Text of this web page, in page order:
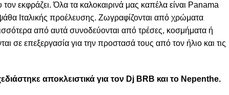
εκφράζει. Όλα τα καλοκαιρινά μας καπέλα είναι Panama
Ιταλικής προέλευσης. Ζωγραφίζονται από χρώματα
από αυτά συνοδεύονται από τρέσες, κοσμήματα ή
σε επεξεργασία για την προστασά τους από τον ήλιο και τις
αποκλειστικά για τον Dj BRB και τo Nepenthe.